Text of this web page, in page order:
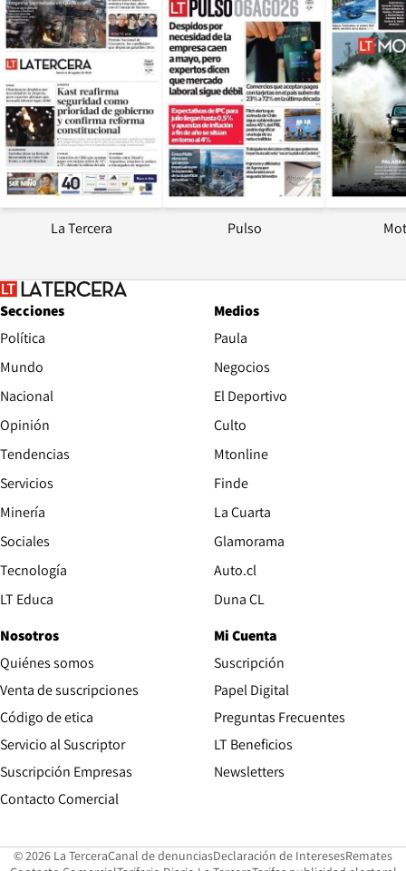
La Tercera Pulso
Secciones
Política
Mundo
Nacional
Opinión
Tendencias
Servicios
Minería
Sociales
Tecnología
LT Educa
Medios
Paula
Negocios
El Deportivo
Culto
Mtonline
Finde
La Cuarta
Glamorama
Auto.cl
Duna CL
Nosotros
Quiénes somos
Venta de suscripciones
Código de etica Opens in new window
Servicio al Suscriptor
Suscripción Empresas
Contacto Comercial
Mi Cuenta
Suscripción
Papel Digital
Preguntas Frecuentes
LT Beneficios
Newsletters
© 2026 La TerceraCanal de denunciasOpens in new window
Declaración de InteresesOpens in
Remates